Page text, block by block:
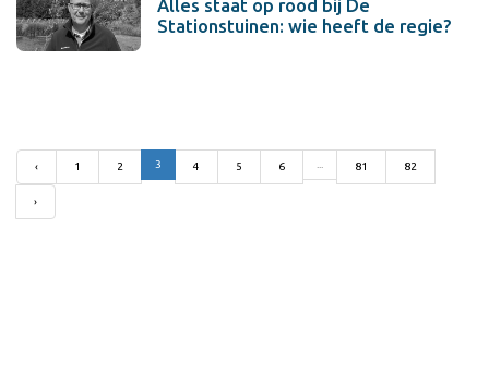
Alles staat op rood bij De
Stationstuinen: wie heeft de regie?
‹ 1 2 3 4 5 6 81 82
›